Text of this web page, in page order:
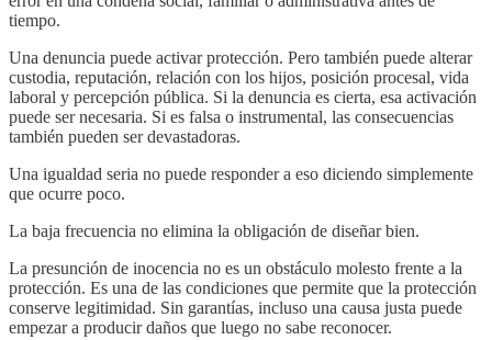
tiempo.
Una denuncia puede activar protección. Pero también puede alterar
custodia, reputación, relación con los hijos, posición procesal, vida
laboral y percepción pública. Si la denuncia es cierta, esa activación
puede ser necesaria. Si es falsa o instrumental, las consecuencias
también pueden ser devastadoras.
Una igualdad seria no puede responder a eso diciendo simplemente
que ocurre poco.
La baja frecuencia no elimina la obligación de diseñar bien.
La presunción de inocencia no es un obstáculo molesto frente a la
protección. Es una de las condiciones que permite que la protección
conserve legitimidad. Sin garantías, incluso una causa justa puede
empezar a producir daños que luego no sabe reconocer.